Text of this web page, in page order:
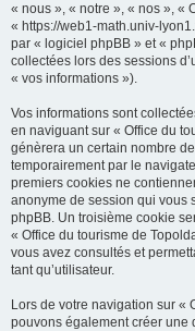
« nous », « notre », « nos », «
« https://web1-math.univ-
par « logiciel phpBB » et «
collectées lors des sessions
« vos informations »).
Vos informations sont
en naviguant sur « Office du
génèrera un certain nombre
temporairement par le
premiers cookies ne
anonyme de session qui vous
phpBB. Un troisième cookie
« Office du tourisme de
vous avez consultés et
tant qu’utilisateur.
Lors de votre navigation sur «
pouvons également créer une